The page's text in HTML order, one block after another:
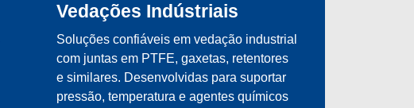
Vedações Indústriais
Soluções confiáveis em vedação industrial
com juntas em PTFE, gaxetas, retentores
e similares. Desenvolvidas para suportar
pressão, temperatura e agentes químicos